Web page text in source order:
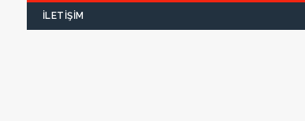
İLETIŞIM